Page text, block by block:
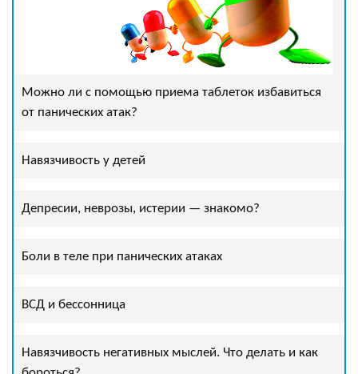
Можно ли с помощью приема таблеток избавиться
от панических атак?
Навязчивость у детей
Депресии, неврозы, истерии — знакомо?
Боли в теле при панических атаках
ВСД и бессонница
Навязчивость негативных мыслей. Что делать и как